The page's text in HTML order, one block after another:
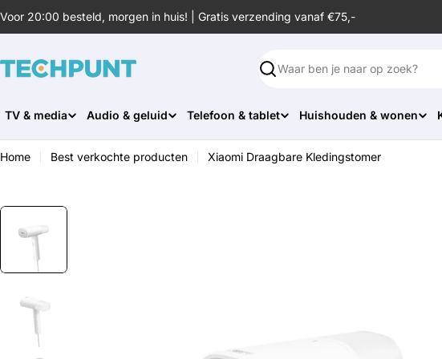
naar
inhoud
Voor 20:00 besteld, morgen in huis! | Gratis verzending vanaf €75,-
Zoeken
TV & media Audio & geluid Telefoon & tablet Huishouden & wonen
Home Best verkochte producten Xiaomi Draagbare Kledingstomer